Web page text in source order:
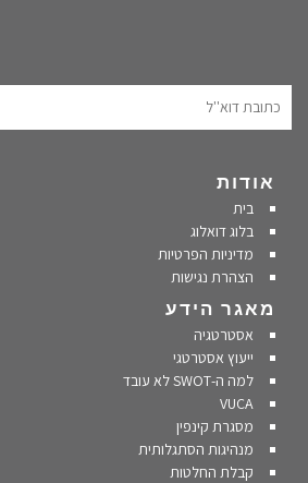
אודות
בית
בלוג דואלוג
מדיניות הפרטיות
הצהרת נגישות
מאגר הידע
אסטרטגיה
ייעוץ אסטרטגי
למה ה-SWOT לא עובד
VUCA
מסגרת קינפין
מנהיגות הסתגלותית
קבלת החלטות